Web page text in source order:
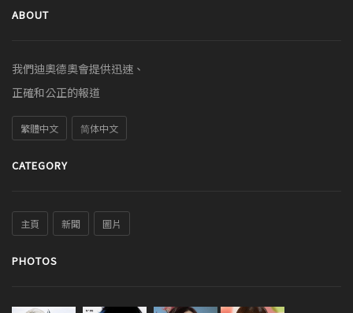
ABOUT
我們迪奧德奧會提供迅速、
正確和公正的報道
繁體中文 简体中文
CATEGORY
主頁 新聞 圖片
PHOTOS